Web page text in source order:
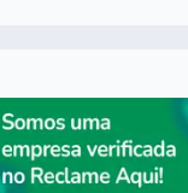
Menu lateral